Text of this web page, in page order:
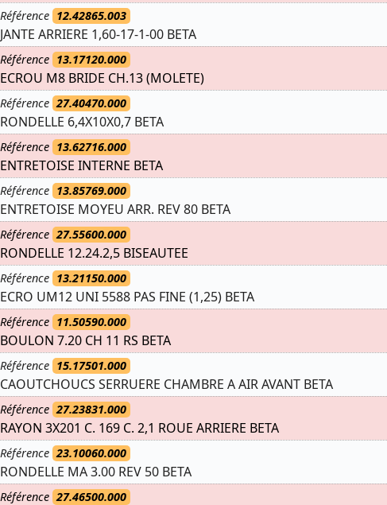
Référence 12.42865.003
JANTE ARRIERE 1,60-17-1-00 BETA
Référence 13.17120.000
ECROU M8 BRIDE CH.13 (MOLETE)
Référence 27.40470.000
RONDELLE 6,4X10X0,7 BETA
Référence 13.62716.000
ENTRETOISE INTERNE BETA
Référence 13.85769.000
ENTRETOISE MOYEU ARR. REV 80 BETA
Référence 27.55600.000
RONDELLE 12.24.2,5 BISEAUTEE
Référence 13.21150.000
ECRO UM12 UNI 5588 PAS FINE (1,25) BETA
Référence 11.50590.000
BOULON 7.20 CH 11 RS BETA
Référence 15.17501.000
CAOUTCHOUCS SERRUERE CHAMBRE A AIR AVANT BETA
Référence 27.23831.000
RAYON 3X201 C. 169 C. 2,1 ROUE ARRIERE BETA
Référence 23.10060.000
RONDELLE MA 3.00 REV 50 BETA
Référence 27.46500.000